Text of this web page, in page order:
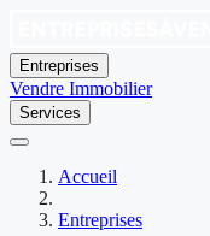
Entreprises
Vendre Immobilier
Services
Accueil
Entreprises